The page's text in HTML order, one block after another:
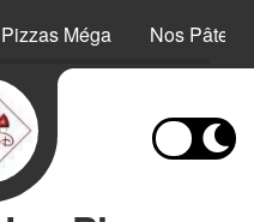
Méga Nos Pâtes